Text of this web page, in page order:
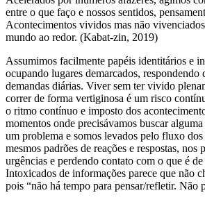
entre o que faço e nossos sentidos,
Acontecimentos vividos mas não
mundo ao redor. (Kabat-zin, 2019)
Assumimos facilmente papéis identitários e
ocupando lugares demarcados, respondendo
demandas diárias. Viver sem ter vivido
correr de forma vertiginosa é um risco
o ritmo contínuo e imposto dos
momentos onde precisávamos buscar
um problema e somos levados pelo fluxo
mesmos padrões de reações e respostas, nos
urgências e perdendo contato com o que é
Intoxicados de informações parece que não
pois “não há tempo para pensar/refletir. Não